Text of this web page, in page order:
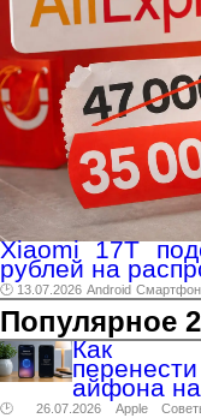
Xiaomi 17T
рублей на
🕑 13.07.2026 Android
Популярное
Как
айфона
🕑 26.07.2026 Apple